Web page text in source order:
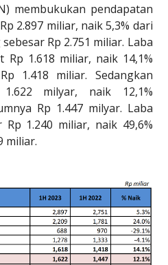
membukukan pendapatan
2.897 miliar, naik 5,3% dari
Rp 2.751 miliar. Laba
1.618 miliar, naik 14,1%
1.418 miliar. Sedangkan
milyar, naik 12,1%
Rp 1.447 milyar. Laba
1.240 miliar, naik 49,6%
miliar.